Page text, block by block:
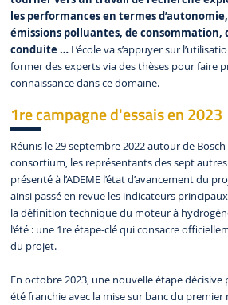
les performances en termes
émissions polluantes, de consommation,
conduite … L’école va s’appuyer sur
former des experts via des thèses pour faire
connaissance dans ce domaine.
1re campagne d'essais en 2023
Réunis le 29 septembre 2022 autour de
consortium, les représentants des sept
présenté à l’ADEME l’état d’avancement du
ainsi passé en revue les indicateurs
la définition technique du moteur à
l’été : une 1re étape-clé qui consacre
du projet.
En octobre 2023, une nouvelle étape
été franchie avec la mise sur banc du